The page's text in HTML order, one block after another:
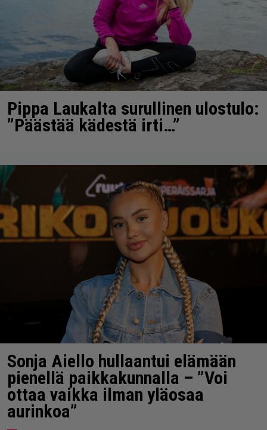
Pippa Laukalta surullinen ulostulo:
”Päästää kädestä irti…”
Sonja Aiello hullaantui elämään
pienellä paikkakunnalla – ”Voi
ottaa vaikka ilman yläosaa
aurinkoa”